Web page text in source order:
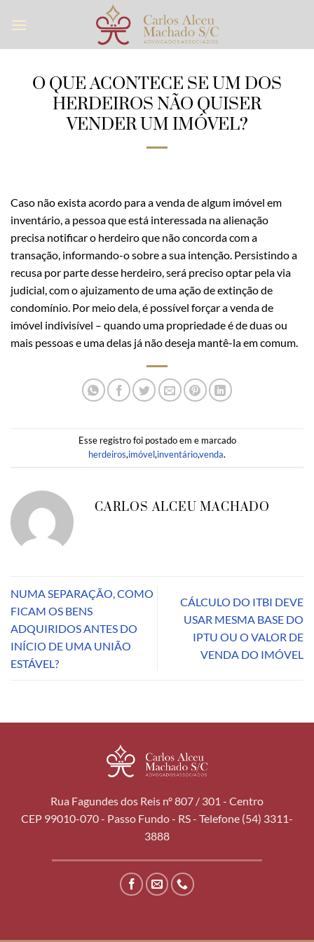
O QUE ACONTECE SE UM DOS
HERDEIROS NÃO QUISER
VENDER UM IMÓVEL?
Caso não exista acordo para a venda de algum imóvel em
inventário, a pessoa que está interessada na alienação
precisa notificar o herdeiro que não concorda com a
transação, informando-o sobre a sua intenção. Persistindo a
recusa por parte desse herdeiro, será preciso optar pela via
judicial, com o ajuizamento de uma ação de extinção de
condomínio. Por meio dela, é possível forçar a venda de
imóvel indivisível – quando uma propriedade é de duas ou
mais pessoas e uma delas já não deseja mantê-la em comum.
Esse registro foi postado em e marcado
herdeiros,imóvel,inventário,venda.
CARLOS ALCEU MACHADO
NUMA SEPARAÇÃO, COMO
FICAM OS BENS
ADQUIRIDOS ANTES DO
INÍCIO DE UMA UNIÃO
ESTÁVEL?
CÁLCULO DO ITBI DEVE
USAR MESMA BASE DO
IPTU OU O VALOR DE
VENDA DO IMÓVEL
Rua Fagundes dos Reis nº 807 / 301 - Centro
CEP 99010-070 - Passo Fundo - RS - Telefone (54) 3311-
3888